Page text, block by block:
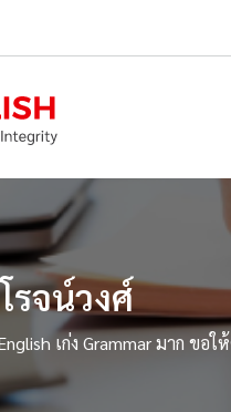
จน์วงศ์
เก่ง Grammar มาก ขอ